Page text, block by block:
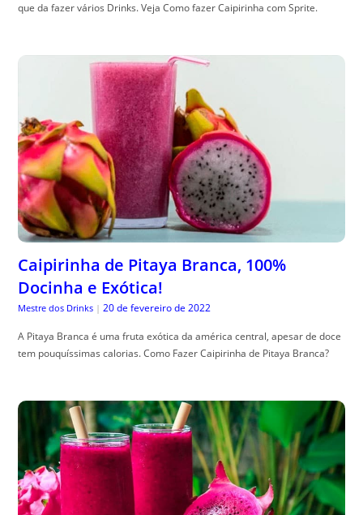
que da fazer vários Drinks. Veja Como fazer Caipirinha com Sprite.
Caipirinha de Pitaya Branca, 100%
Docinha e Exótica!
Mestre dos Drinks | 20 de fevereiro de 2022
A Pitaya Branca é uma fruta exótica da américa central, apesar de doce
tem pouquíssimas calorias. Como Fazer Caipirinha de Pitaya Branca?